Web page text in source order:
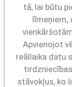
tā, lai būtu
līmeņiem,
Apvienojot
reāllaika datu
stāvokļus, ko